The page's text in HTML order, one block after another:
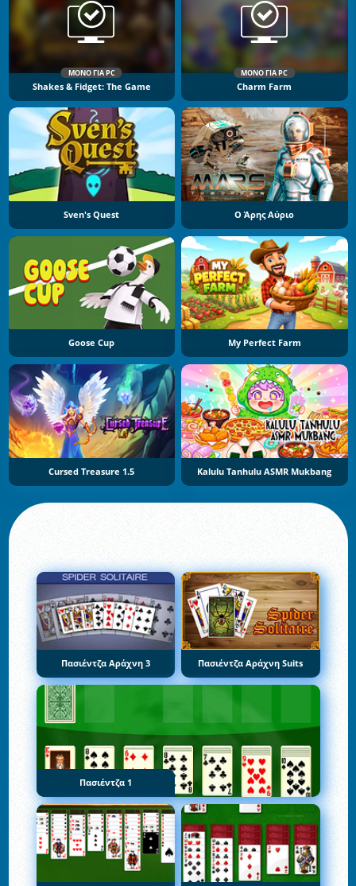
ΜΌΝΟ ΓΙΑ PC
Shakes & Fidget: The Game
ΜΌΝΟ ΓΙΑ PC
Charm Farm
Sven's Quest Ο Άρης Αύριο
Goose Cup My Perfect Farm
Cursed Treasure 1.5 Kalulu Tanhulu ASMR Mukbang
Πασιέντζα Αράχνη 3 Πασιέντζα Αράχνη Suits
Πασιέντζα 1